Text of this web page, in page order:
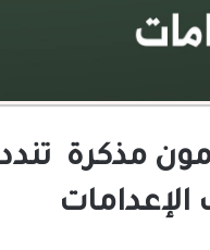
مذكرة